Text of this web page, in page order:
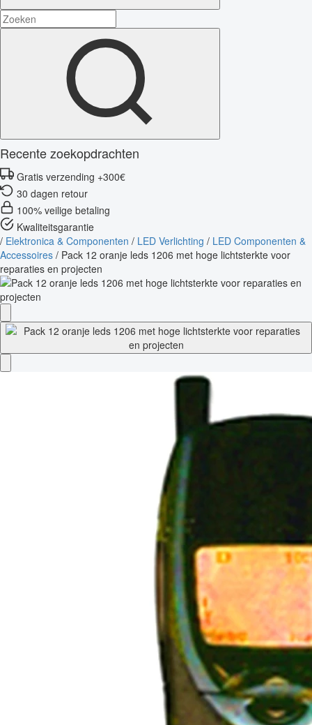
Recente zoekopdrachten
Gratis verzending +300€
30 dagen retour
100% veilige betaling
Kwaliteitsgarantie
/ Elektronica & Componenten / LED Verlichting / LED Componenten &
Accessoires / Pack 12 oranje leds 1206 met hoge lichtsterkte voor
reparaties en projecten